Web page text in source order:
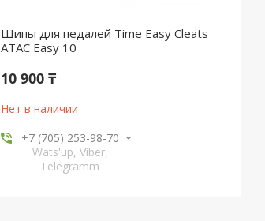
Шипы для педалей Time Easy Cleats
ATAC Easy 10
10 900 ₸
Нет в наличии
+7 (705) 253-98-70
Wats'up, Viber,
Telegramm